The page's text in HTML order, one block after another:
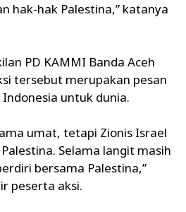
hak-hak Palestina,” katanya
PD KAMMI Banda Aceh
tersebut merupakan pesan
untuk dunia.
umat, tetapi Zionis Israel
Selama langit masih
bersama Palestina,”
peserta aksi.